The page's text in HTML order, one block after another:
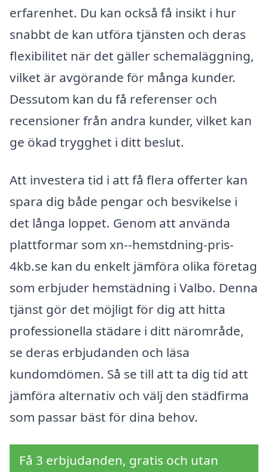
erfarenhet. Du kan också få insikt i hur
snabbt de kan utföra tjänsten och deras
flexibilitet när det gäller schemaläggning,
vilket är avgörande för många kunder.
Dessutom kan du få referenser och
recensioner från andra kunder, vilket kan
ge ökad trygghet i ditt beslut.
Att investera tid i att få flera offerter kan
spara dig både pengar och besvikelse i
det långa loppet. Genom att använda
plattformar som xn--hemstdning-pris-
4kb.se kan du enkelt jämföra olika företag
som erbjuder hemstädning i Valbo. Denna
tjänst gör det möjligt för dig att hitta
professionella städare i ditt närområde,
se deras erbjudanden och läsa
kundomdömen. Så se till att ta dig tid att
jämföra alternativ och välj den städfirma
som passar bäst för dina behov.
Få 3 erbjudanden, gratis och utan